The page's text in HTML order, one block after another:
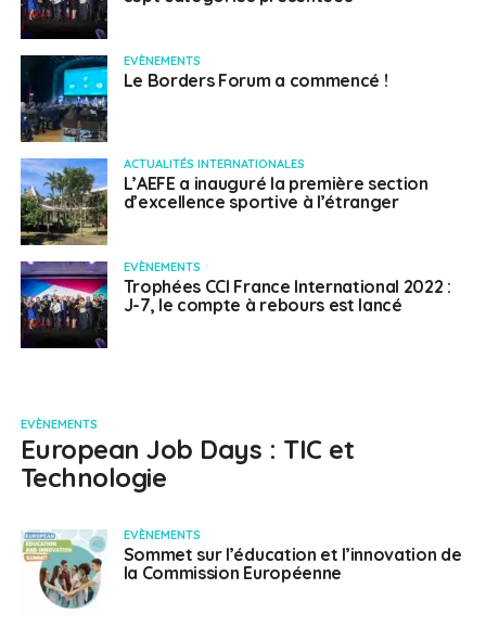
EVÈNEMENTS
Le Borders Forum a commencé !
ACTUALITÉS INTERNATIONALES
L’AEFE a inauguré la première section
d’excellence sportive à l’étranger
EVÈNEMENTS
Trophées CCI France International 2022 :
J-7, le compte à rebours est lancé
EVÈNEMENTS
European Job Days : TIC et
Technologie
EVÈNEMENTS
Sommet sur l’éducation et l’innovation de
la Commission Européenne